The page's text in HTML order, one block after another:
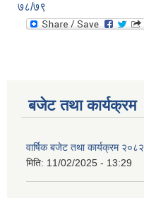
७८/७९
बजेट तथा कार्यक्रम
वार्षिक बजेट तथा कार्यक्रम २०८२
मिति: 11/02/2025 - 13:29